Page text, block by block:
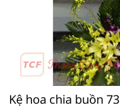
Kệ hoa chia buồn 73